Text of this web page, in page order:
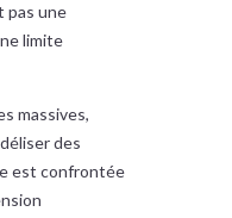
pas une
limite
massives,
des
est confrontée